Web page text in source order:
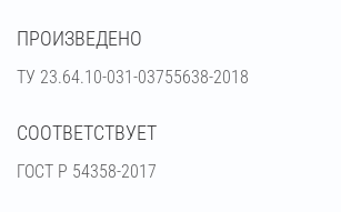
ПРОИЗВЕДЕНО
ТУ 23.64.10-031-03755638-2018
СООТВЕТСТВУЕТ
ГОСТ Р 54358-2017